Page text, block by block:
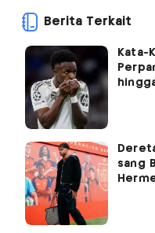
Berita Terkait
Kata-
sang